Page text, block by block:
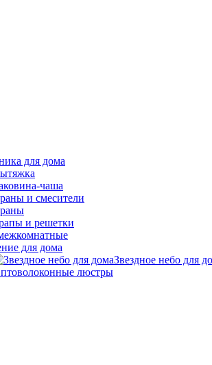
для дома
чаша
и смесители
и решетки
для дома
Звездное небо для
люстры